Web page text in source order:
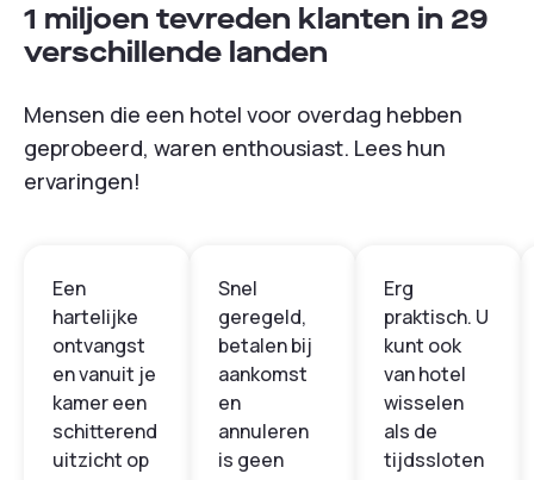
1 miljoen tevreden klanten in 29
verschillende landen
Mensen die een hotel voor overdag hebben
geprobeerd, waren enthousiast. Lees hun
ervaringen!
Een
hartelijke
ontvangst
en vanuit je
kamer een
schitterend
uitzicht op
Snel
geregeld,
betalen bij
aankomst
en
annuleren
is geen
Erg
praktisch. U
kunt ook
van hotel
wisselen
als de
tijdssloten